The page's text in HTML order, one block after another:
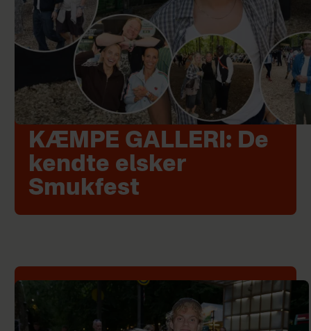
KÆMPE GALLERI: De
kendte elsker
Smukfest